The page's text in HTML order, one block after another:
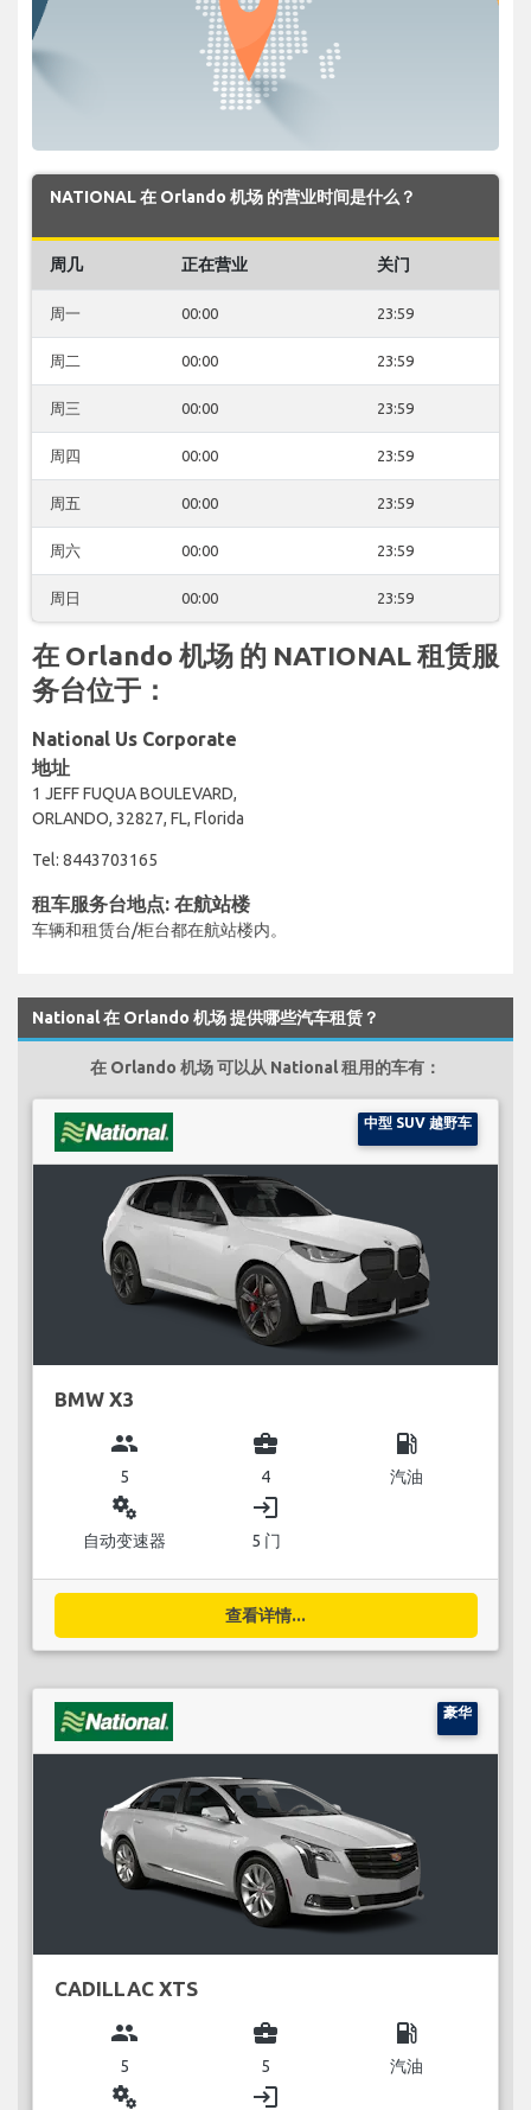
NATIONAL 在 Orlando 机场 的营业时间是什么？
周几 正在营业 关门
周一 00:00 23:59
周二 00:00 23:59
周三 00:00 23:59
周四 00:00 23:59
周五 00:00 23:59
周六 00:00 23:59
周日 00:00 23:59
在 Orlando 机场 的 NATIONAL 租赁服
务台位于：
National Us Corporate
地址
1 JEFF FUQUA BOULEVARD,
ORLANDO, 32827, FL, Florida
Tel: 8443703165
租车服务台地点: 在航站楼
车辆和租赁台/柜台都在航站楼内。
National 在 Orlando 机场 提供哪些汽车租赁？
在 Orlando 机场 可以从 National 租用的车有：
中型 SUV 越野车
BMW X3
group
5
business_center
4
local_gas_station
汽油
miscellaneous_services
自动变速器
login
5 门
查看详情...
豪华
CADILLAC XTS
group
5
business_center
5
local_gas_station
汽油
miscellaneous_services login